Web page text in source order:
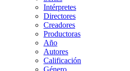
Intérpretes
Directores
Creadores
Productoras
Año
Autores
Calificación